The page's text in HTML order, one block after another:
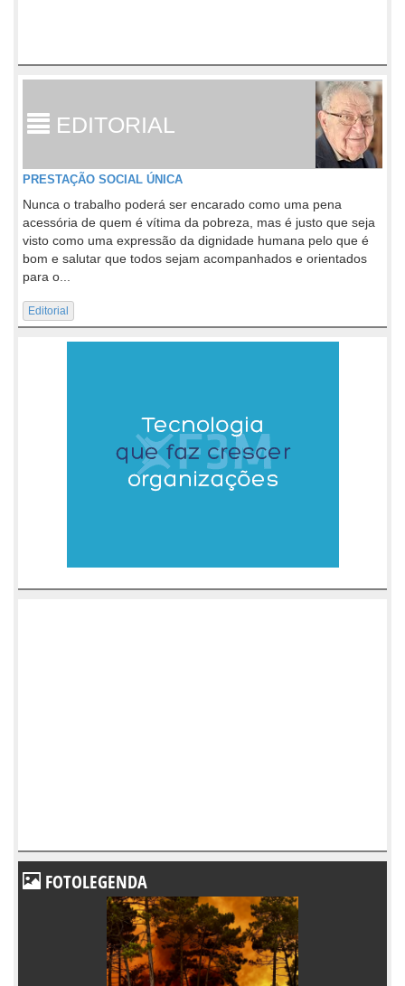
EDITORIAL
PRESTAÇÃO SOCIAL ÚNICA
Nunca o trabalho poderá ser encarado como uma pena
acessória de quem é vítima da pobreza, mas é justo que seja
visto como uma expressão da dignidade humana pelo que é
bom e salutar que todos sejam acompanhados e orientados
para o...
Editorial
FOTOLEGENDA